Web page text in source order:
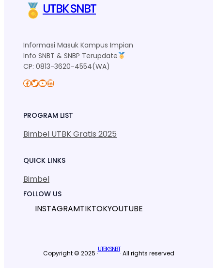
UTBK SNBT
Informasi Masuk Kampus Impian
Info SNBT & SNBP Terupdate
CP: 0813-3620-4554(WA)
Facebook Twitter YouTube LinkedIn
PROGRAM LIST
Bimbel UTBK Gratis 2025
QUICK LINKS
Bimbel
FOLLOW US
INSTAGRAMTIKTOKYOUTUBE
Copyright © 2025 ·UTBK SNBT· All rights reserved